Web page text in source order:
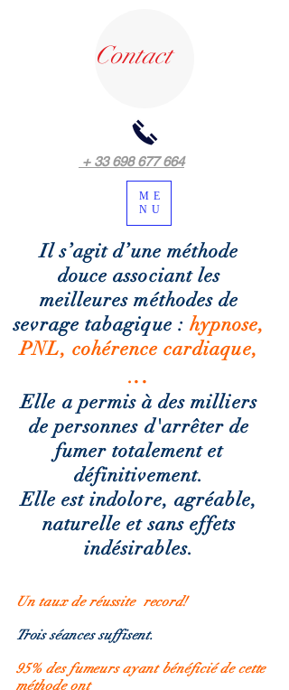
ME
NU
Contact
+ 33 698 677 664
Il s’agit d’une méthode
douce associant les
meilleures méthodes de
sevrage tabagique :hypnose,
PNL, cohérence cardiaque,
...
Elle a permis à des milliers
de personnes d'arrêter de
fumer totalement et
définitivement.
Elle est indolore, agréable,
naturelle et sans effets
indésirables.
Untauxderéussite record!
Troisséances suffisent.
95% des fumeurs ayant bénéficié de cette
méthode ont